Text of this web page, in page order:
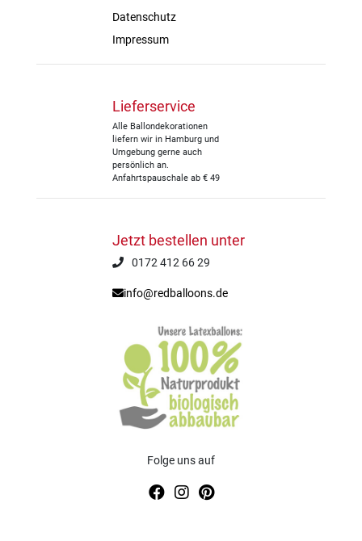
Datenschutz
Impressum
Lieferservice
Alle Ballondekorationen
liefern wir in Hamburg und
Umgebung gerne auch
persönlich an.
Anfahrtspauschale ab € 49
Jetzt bestellen unter
0172 412 66 29
info@redballoons.de
Folge uns auf